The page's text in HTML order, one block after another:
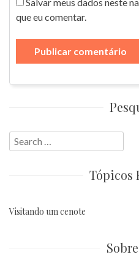
que eu comentar.
Search
for:
Tópicos
Visitando um cenote